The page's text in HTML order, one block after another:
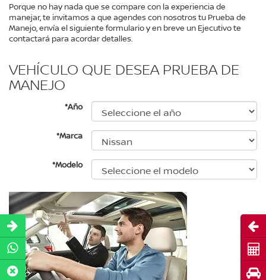
Porque no hay nada que se compare con la experiencia de
manejar, te invitamos a que agendes con nosotros tu Prueba de
Manejo, envía el siguiente formulario y en breve un Ejecutivo te
contactará para acordar detalles.
VEHÍCULO QUE DESEA PRUEBA DE
MANEJO
*Año
*Marca
*Modelo